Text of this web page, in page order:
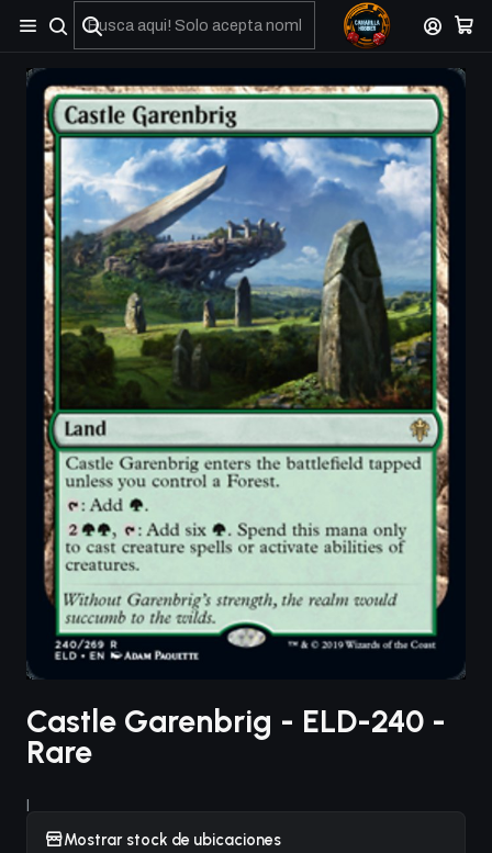
No olviden reportar sus depositos y transferencias por Whatsapp
Castle Garenbrig - ELD-240 -
Rare
|
Mostrar stock de ubicaciones